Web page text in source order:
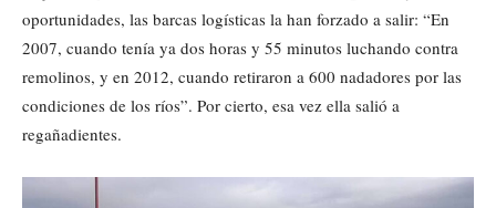
oportunidades, las barcas logísticas la han forzado a salir: “En
2007, cuando tenía ya dos horas y 55 minutos luchando contra
remolinos, y en 2012, cuando retiraron a 600 nadadores por las
condiciones de los ríos”. Por cierto, esa vez ella salió a
regañadientes.